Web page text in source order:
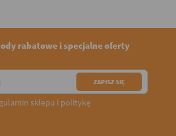
rabatowe i specjalne oferty
sklepu i politykę